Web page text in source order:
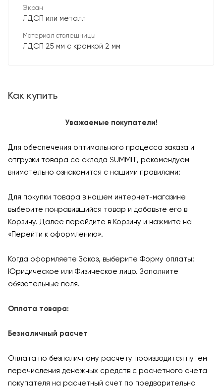
Экран
ЛДСП или металл
Материал столешницы
ЛДСП 25 мм с кромкой 2 мм
Как купить
Уважаемые покупатели!
Для обеспечения оптимального процесса заказа и
отгрузки товара со склада SUMMIT, рекомендуем
внимательно ознакомится с нашими правилами:
Для покупки товара в нашем интернет-магазине
выберите понравившийся товар и добавьте его в
Корзину. Далее перейдите в Корзину и нажмите на
«Перейти к оформлению».
Когда оформляете Заказ, выберите Форму оплаты:
Юридическое или Физическое лицо. Заполните
обязательные поля.
Оплата товара:
Безналичный расчет
Оплата по безналичному расчету производится путем
перечисления денежных средств с расчетного счета
покупателя на расчетный счет по предварительно